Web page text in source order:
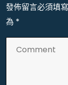
發佈留言必須填
為 *